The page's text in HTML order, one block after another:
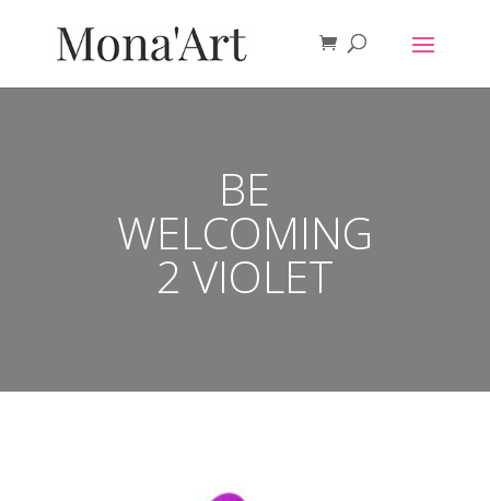
BE
WELCOMING
2 VIOLET